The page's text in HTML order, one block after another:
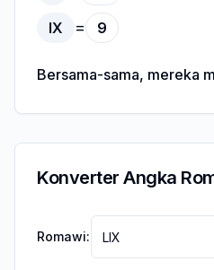
IX = 9
Bersama-sama, mereka
Konverter Angka
Romawi: